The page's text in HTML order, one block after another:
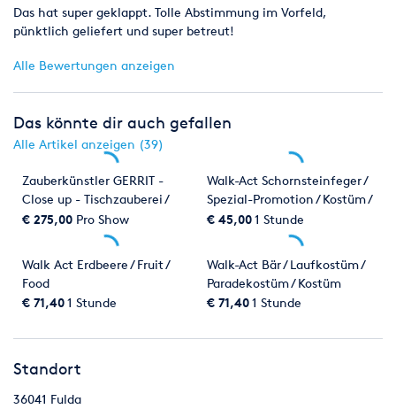
Das hat super geklappt. Tolle Abstimmung im Vorfeld,
pünktlich geliefert und super betreut!
Alle Bewertungen anzeigen
Das könnte dir auch gefallen
Alle Artikel anzeigen (39)
Zauberkünstler GERRIT -
Close up - Tischzauberei /
Zaubershow / Zauberei /
€ 275,00 Pro Show
Walk-Act Schornsteinfeger /
Spezial-Promotion / Kostüm /
Promoter
€ 45,001 Stunde
Walk Act Erdbeere / Fruit /
Food
€ 71,401 Stunde
Walk-Act Bär / Laufkostüm /
Paradekostüm / Kostüm
€ 71,401 Stunde
Standort
36041 Fulda